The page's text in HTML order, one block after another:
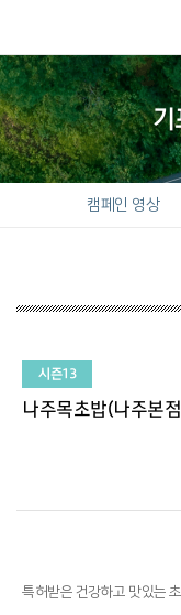
기
캠페인 영상
시즌13
나주목초밥(나주본
특허받은 건강하고 맛있는